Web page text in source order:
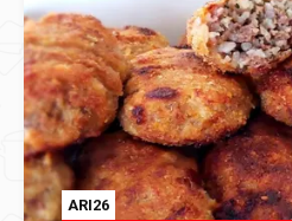
ARI26